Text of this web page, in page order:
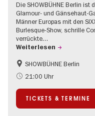
Die SHOWBÜHNE Berlin
Glamour- und Gänsehaut-
Männer Europas mit den
Burlesque-Show, schrille
verrückte…
Weiterlesen
Kultursommer
SHOWBÜHNE Berlin
21:00 Uhr
TICKETS & TERMINE